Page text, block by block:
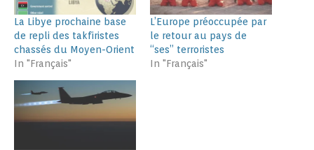
La Libye prochaine base
de repli des takfiristes
chassés du Moyen-Orient
In "Français"
L’Europe préoccupée par
le retour au pays de
“ses” terroristes
In "Français"